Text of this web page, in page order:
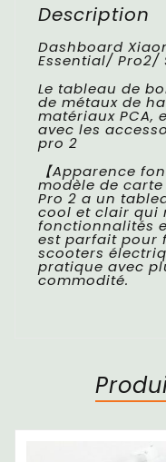
Description
Dashboard
Essential/ Pro2/
Le tableau de
de métaux de
matériaux PCA,
avec les
pro 2
【Apparence
modèle de
Pro 2 a un
cool et clair qui
fonctionnalités
est parfait pour
scooters
pratique avec
commodité.